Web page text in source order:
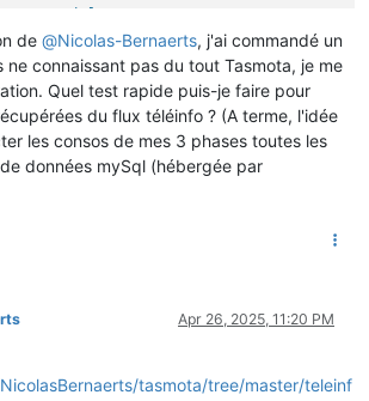
Serial
Serial1
is connected to ESP32-PICO-V3-02 GPIO8
23
_Mode_e tinfo_mode = TINFO_MODE_HISTORIQUE;
= TINFO_MODE_STANDARD;
de @Nicolas-Bernaerts, j'ai commandé un
ne connaissant pas du tout Tasmota, je me
Quel test rapide puis-je faire pour
du flux téléinfo ? (A terme, l'idée
les consos de mes 3 phases toutes les
données mySql (hébergée par
Apr 26, 2025, 11:20 PM
tasmota/tree/master/teleinf